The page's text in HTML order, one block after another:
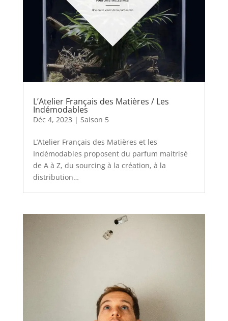
L’Atelier Français des Matières / Les
Indémodables
Déc 4, 2023 | Saison 5
L’Atelier Français des Matières et les
Indémodables proposent du parfum maitrisé
de A à Z, du sourcing à la création, à la
distribution…